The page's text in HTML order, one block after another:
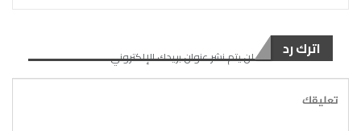
اترك رد لن يتم نشر عنوان بريدك الإلكتروني.